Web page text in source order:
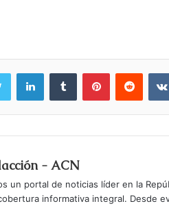
- ACN
un portal de noticias líder en la
informativa integral. Desde